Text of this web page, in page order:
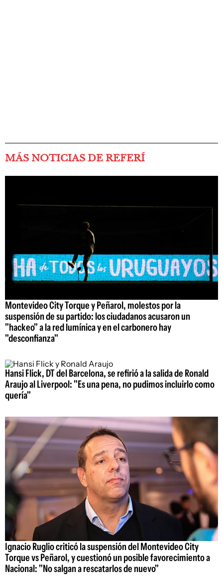
MÁS NOTICIAS DE REFERÍ
Montevideo City Torque y Peñarol, molestos por la
suspensión de su partido: los ciudadanos acusaron un
"hackeo" a la red lumínica y en el carbonero hay
"desconfianza"
Hansi Flick, DT del Barcelona, se refirió a la salida de Ronald
Araujo al Liverpool: "Es una pena, no pudimos incluirlo como
quería"
Ignacio Ruglio criticó la suspensión del Montevideo City
Torque vs Peñarol, y cuestionó un posible favorecimiento a
Nacional: "No salgan a rescatarlos de nuevo"